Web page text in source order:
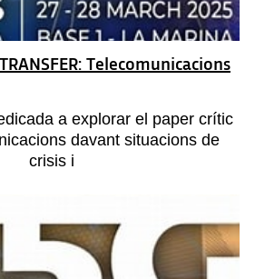
Telecomunicacions
a explorar el paper crític
davant situacions de
crisis i